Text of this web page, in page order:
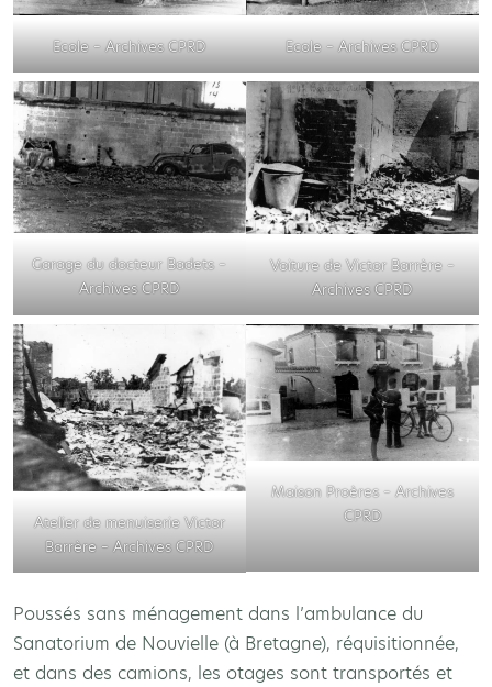
Ecole – Archives CPRD Ecole – Archives CPRD
Garage du docteur Badets –
Archives CPRD
Voiture de Victor Barrère –
Archives CPRD
Atelier de menuiserie Victor
Barrère – Archives CPRD
Maison Proères – Archives
CPRD
Poussés sans ménagement dans l’ambulance du
Sanatorium de Nouvielle (à Bretagne), réquisitionnée,
et dans des camions, les otages sont transportés et